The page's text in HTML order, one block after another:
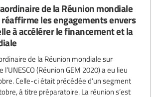
de la Réunion mondiale
réaffirme les engagements envers
à accélérer le financement et la
de la Réunion mondiale sur
l’UNESCO (Réunion GEM 2020) a eu lieu
Celle-ci était précédée d’un segment
à titre préparatoire. La réunion s’est